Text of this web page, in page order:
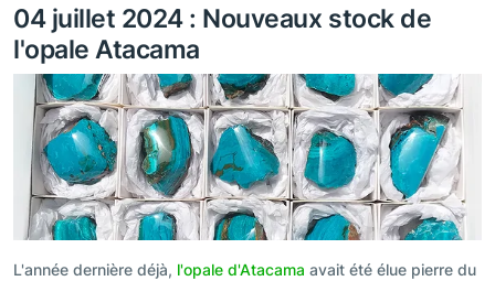
04 juillet 2024 : Nouveaux stock de
l'opale Atacama
L'année dernière déjà, l'opale d'Atacama avait été élue pierre du